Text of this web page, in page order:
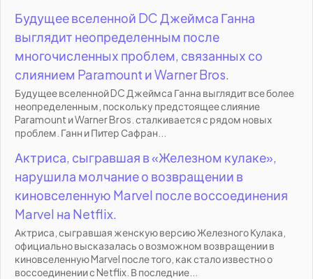
Будущее вселенной DC Джеймса Ганна
выглядит неопределенным после
многочисленных проблем, связанных со
слиянием Paramount и Warner Bros.
Будущее вселенной DC Джеймса Ганна выглядит все более
неопределенным, поскольку предстоящее слияние
Paramount и Warner Bros. сталкивается с рядом новых
проблем. Ганн и Питер Сафран...
Актриса, сыгравшая в «Железном кулаке»,
нарушила молчание о возвращении в
киновселенную Marvel после воссоединения
Marvel на Netflix.
Актриса, сыгравшая женскую версию Железного Кулака,
официально высказалась о возможном возвращении в
киновселенную Marvel после того, как стало известно о
воссоединении с Netflix. В последние...